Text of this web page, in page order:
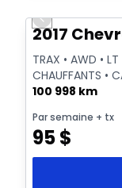
Vidéo
Previous slide
2017
TRAX • AWD •
CHAUFFANTS •
100 998 km
Par semaine + tx
95$